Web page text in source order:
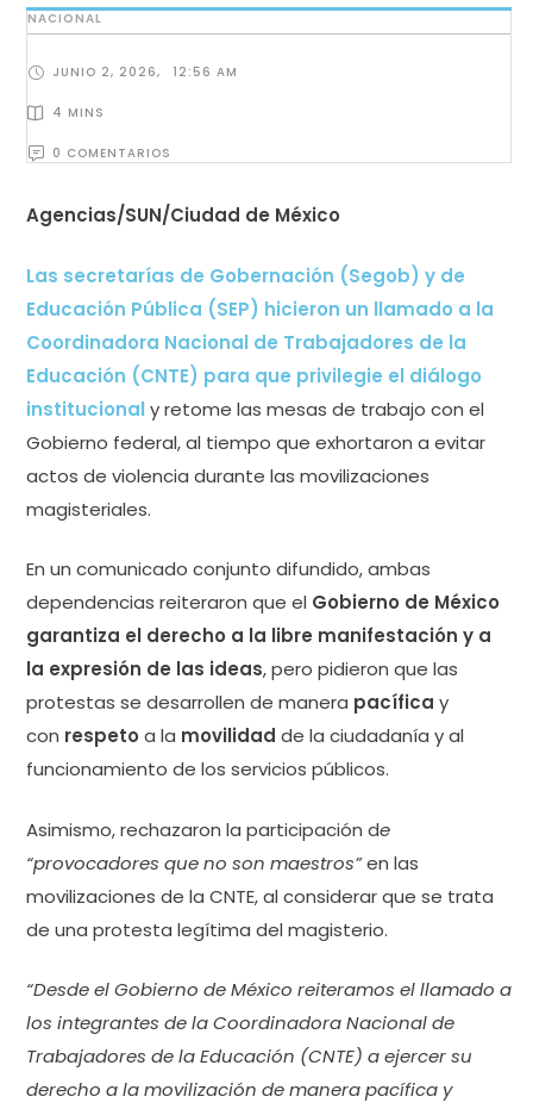
NACIONAL
JUNIO 2, 2026, 12:56 AM
4 MINS
0 COMENTARIOS
Agencias/SUN/Ciudad de México
Las secretarías de Gobernación (Segob) y de
Educación Pública (SEP) hicieron un llamado a la
Coordinadora Nacional de Trabajadores de la
Educación (CNTE) para que privilegie el diálogo
institucional y retome las mesas de trabajo con el
Gobierno federal, al tiempo que exhortaron a evitar
actos de violencia durante las movilizaciones
magisteriales.
En un comunicado conjunto difundido, ambas
dependencias reiteraron que el Gobierno de México
garantiza el derecho a la libre manifestación y a
la expresión de las ideas, pero pidieron que las
protestas se desarrollen de manera pacífica y
con respeto a la movilidad de la ciudadanía y al
funcionamiento de los servicios públicos.
Asimismo, rechazaron la participación de
“provocadores que no son maestros”en las
movilizaciones de la CNTE, al considerar que se trata
de una protesta legítima del magisterio.
“Desde el Gobierno de México reiteramos el llamado a
los integrantes de la Coordinadora Nacional de
Trabajadores de la Educación (CNTE) a ejercer su
derecho a la movilización de manera pacífica y